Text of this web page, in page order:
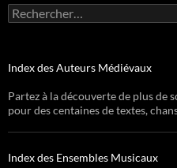
Rechercher :
Index des Auteurs Médiévaux
Partez à la découverte de plus de
pour des centaines de textes,
Index des Ensembles Musicaux